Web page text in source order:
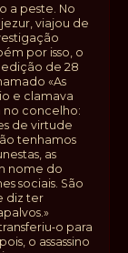
a peste. No
viajou de
por isso, o
de 28
«As
e clamava
no concelho:
de virtude
tenhamos
as
nome do
sociais. São
diz ter
para
o assassino